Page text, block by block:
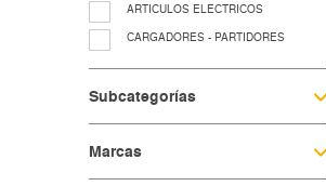
ARTICULOS ELECTRICOS
CARGADORES - PARTIDORES
CERRAJERIA
Cocina & menaje
COMPRESORES - EQUIPOS AIRE
EQUIP. LUBRIC.-CONTROL FLUIDO
EQUIP.LEVANTE ELEV.Y TRASLACIO
Subcategorías
Marcas